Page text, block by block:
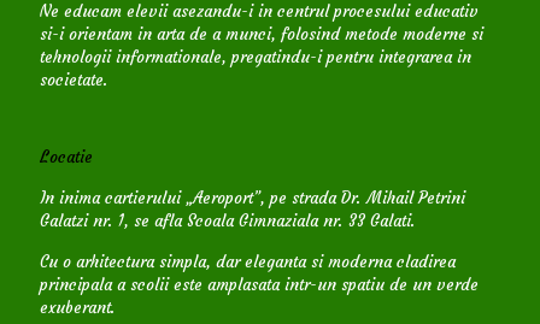
Ne educam elevii asezandu-i in centrul procesului educativ
si-i orientam in arta de a munci, folosind metode moderne si
tehnologii informationale, pregatindu-i pentru integrarea in
societate.
Locatie
In inima cartierului „Aeroport”, pe strada Dr. Mihail Petrini
Galatzi nr. 1, se afla Scoala Gimnaziala nr. 33 Galati.
Cu o arhitectura simpla, dar eleganta si moderna cladirea
principala a scolii este amplasata intr-un spatiu de un verde
exuberant.